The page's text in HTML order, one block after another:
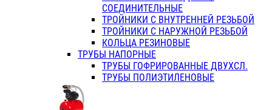
СОЕДИНИТЕЛЬНЫЕ
ТРОЙНИКИ С ВНУТРЕННЕЙ РЕЗЬБОЙ
ТРОЙНИКИ С НАРУЖНОЙ РЕЗЬБОЙ
КОЛЬЦА РЕЗИНОВЫЕ
ТРУБЫ НАПОРНЫЕ
ТРУБЫ ГОФРИРОВАННЫЕ ДВУХСЛ.
ТРУБЫ ПОЛИЭТИЛЕНОВЫЕ